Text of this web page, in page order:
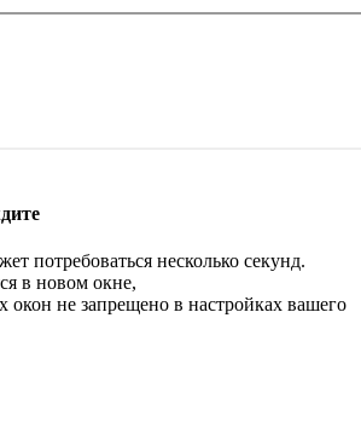
потребоваться несколько секунд.
в новом окне,
окон не запрещено в настройках вашего